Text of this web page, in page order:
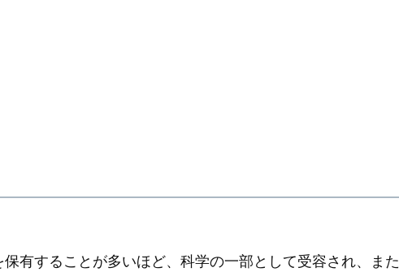
保有することが多いほど、科学の一部として受容され、